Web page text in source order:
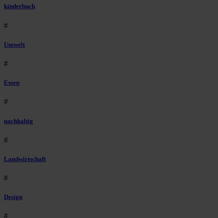
kinderbuch
#
Umwelt
#
Essen
#
nachhaltig
#
Landwirtschaft
#
Design
#